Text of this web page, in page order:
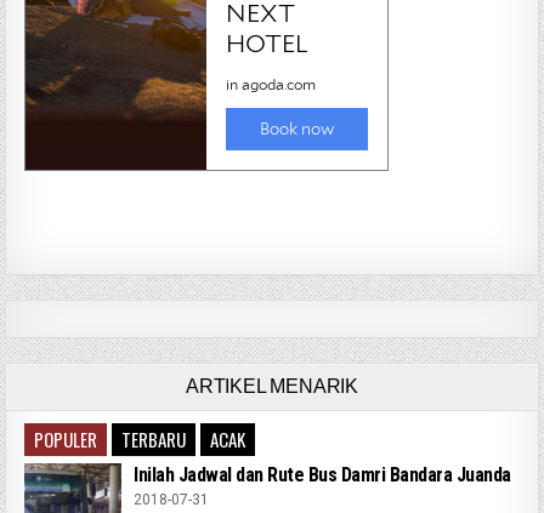
ARTIKEL MENARIK
POPULER TERBARU ACAK
Inilah Jadwal dan Rute Bus Damri Bandara Juanda
2018-07-31